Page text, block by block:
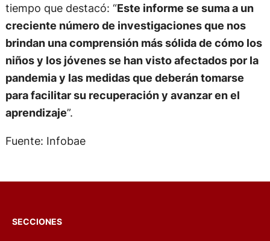
tiempo que destacó: “Este informe se suma a un
creciente número de investigaciones que nos
brindan una comprensión más sólida de cómo los
niños y los jóvenes se han visto afectados por la
pandemia y las medidas que deberán tomarse
para facilitar su recuperación y avanzar en el
aprendizaje”.
Fuente: Infobae
SECCIONES